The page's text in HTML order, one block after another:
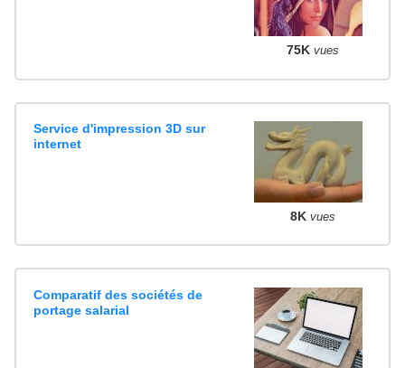
75K vues
Service d'impression 3D sur
internet
8K vues
Comparatif des sociétés de
portage salarial